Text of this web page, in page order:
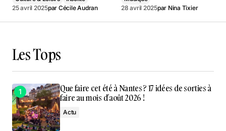
25 avril 2025par Cécile Audran
28 avril 2025par Nina Tixier
Les Tops
Que faire cet été à Nantes ? 17 idées de sorties à
faire au mois d’août 2026 !
Actu